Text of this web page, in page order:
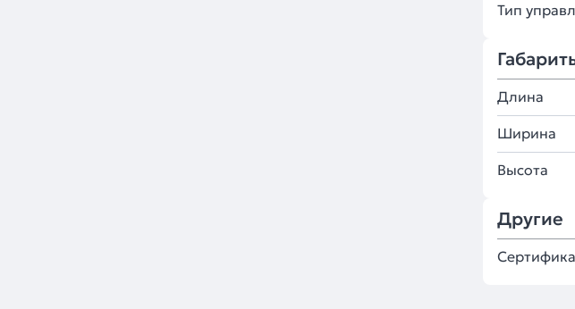
Тип
Длина
Ширина
Высота
Другие